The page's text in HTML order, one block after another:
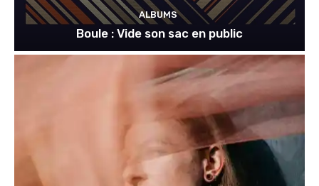
ALBUMS
Boule : Vide son sac en public